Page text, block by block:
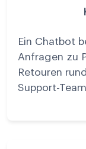
Ein Chatbot
Anfragen zu
Retouren
Support-